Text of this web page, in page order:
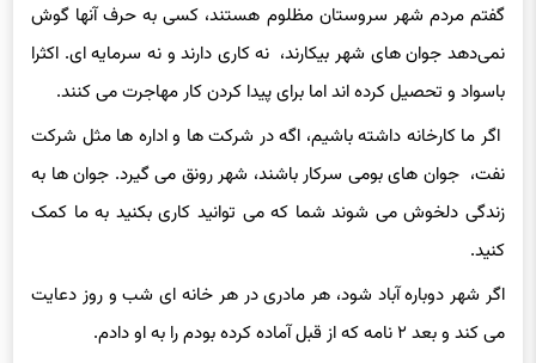
گفتم مردم شهر سروستان مظلوم هستند، کسی به حرف آنها گوش
نمی‌دهد جوان های شهر بیکارند، نه کاری دارند و نه سرمایه ای. اکثرا
باسواد و تحصیل کرده اند اما برای پیدا کردن کار مهاجرت می کنند.
اگر ما کارخانه داشته باشیم، اگه در شرکت ها و اداره ها مثل شرکت
نفت، جوان های بومی سرکار باشند، شهر رونق می گیرد. جوان ها به
زندگی دلخوش می شوند شما که می توانید کاری بکنید به ما کمک
کنید.
اگر شهر دوباره آباد شود، هر مادری در هر خانه ای شب و روز دعایت
می کند و بعد ۲ نامه که از قبل آماده کرده بودم را به او دادم.